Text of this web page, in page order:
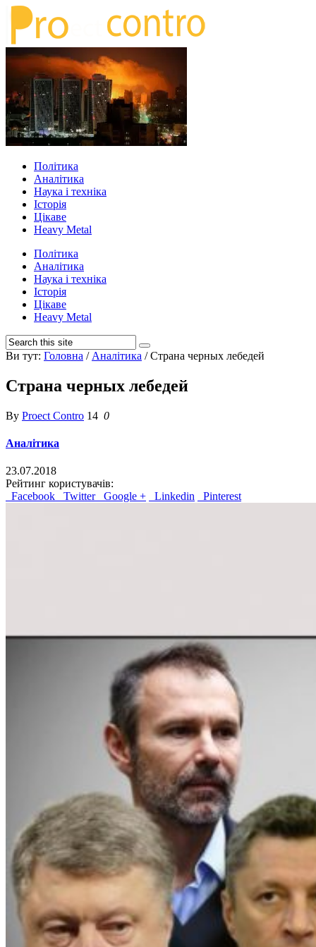
Політика
Аналітика
Наука і техніка
Історія
Цікаве
Heavy Metal
Політика
Аналітика
Наука і техніка
Історія
Цікаве
Heavy Metal
Ви тут: Головна / Аналітика /Страна черных лебедей
Страна черных лебедей
By Proect Contro 14 0
Аналітика
23.07.2018
Рейтинг користувачів:
Facebook
Twitter Google + Linkedin Pinterest